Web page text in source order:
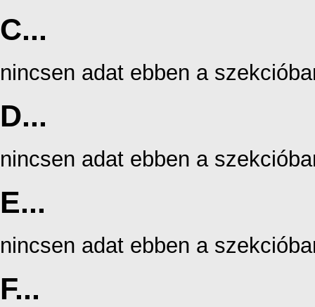
C...
nincsen adat ebben a
D...
nincsen adat ebben a
E...
nincsen adat ebben a
F...